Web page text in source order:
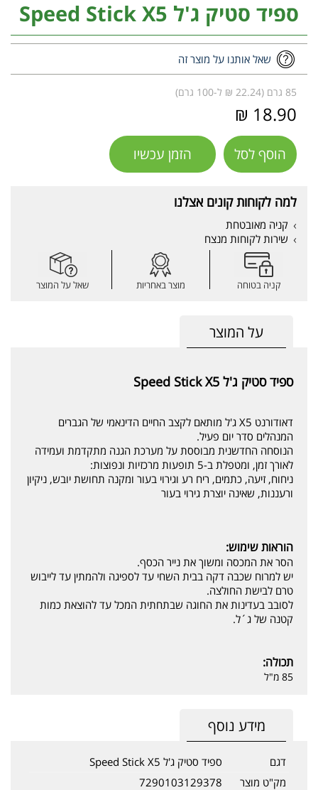
ספיד סטיק ג'ל Speed Stick X5
שאל אותנו על מוצר זה
85 גרם (22.24 ₪ ל-100 גרם)
18.90 ₪
הוסף לסל הזמן עכשיו
למה לקוחות קונים אצלנו
קניה מאובטחת
שירות לקוחות מנצח
קניה בטוחה מוצר באחריות שאל על המוצר
על המוצר
ספיד סטיק ג'ל Speed Stick X5
דאודורנט X5 ג'ל מותאם לקצב החיים הדינאמי של הגברים
המנהלים סדר יום פעיל.
הנוסחה החדשנית מבוססת על מערכת הגנה מתקדמת ועמידה
לאורך זמן, ומטפלת ב-5 תופעות מרכזיות ונפוצות:
ניחוח, זיעה, כתמים, ריח רע וגירוי בעור ומקנה תחושת יובש, ניקיון
ורעננות, שאינה יוצרת גירוי בעור
הוראות שימוש:
הסר את המכסה ומשוך את נייר הכסף.
יש למרוח שכבה דקה בבית השחי עד לספיגה ולהמתין עד לייבוש
טרם לבישת החולצה.
לסובב בעדינות את החוגה שבתחתית המכל עד להוצאת כמות
קטנה של ג´ל.
תכולה:
85 מ"ל
מידע נוסף
דגם
ספיד סטיק ג'ל Speed Stick X5
מק"ט מוצר
7290103129378